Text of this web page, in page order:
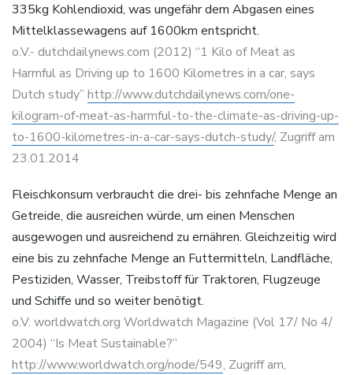
335kg Kohlendioxid, was ungefähr dem Abgasen eines
Mittelklassewagens auf 1600km entspricht.
o.V.- dutchdailynews.com (2012) “1 Kilo of Meat as
Harmful as Driving up to 1600 Kilometres in a car, says
Dutch study” http://www.dutchdailynews.com/one-
kilogram-of-meat-as-harmful-to-the-climate-as-driving-up-
to-1600-kilometres-in-a-car-says-dutch-study/, Zugriff am
23.01.2014
Fleischkonsum verbraucht die drei- bis zehnfache Menge an
Getreide, die ausreichen würde, um einen Menschen
ausgewogen und ausreichend zu ernähren. Gleichzeitig wird
eine bis zu zehnfache Menge an Futtermitteln, Landfläche,
Pestiziden, Wasser, Treibstoff für Traktoren, Flugzeuge
und Schiffe und so weiter benötigt.
o.V. worldwatch.org Worldwatch Magazine (Vol 17/ No 4/
2004) “Is Meat Sustainable?”
http://www.worldwatch.org/node/549, Zugriff am,